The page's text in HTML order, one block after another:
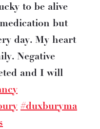
to be alive
but
day. My heart
Negative
and I will
#duxburyma